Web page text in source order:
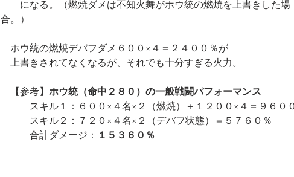
になる。（燃焼ダメは不知火舞がホウ統の燃焼を上書きした場
合。）
ホウ統の燃焼デバフダメ６００×４＝２４００％が
上書きされてなくなるが、それでも十分すぎる火力。
【参考】 ホウ統（命中２８０）の一般戦闘パフォーマンス
スキル１：６００×４名×２（燃焼）＋１２００×４＝９６０
スキル２：７２０×４名×２（デバフ状態）＝５７６０％
合計ダメージ： １５３６０％